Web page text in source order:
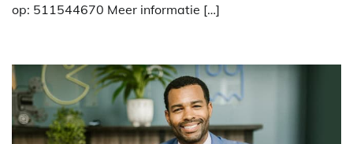
op: 511544670 Meer informatie […]